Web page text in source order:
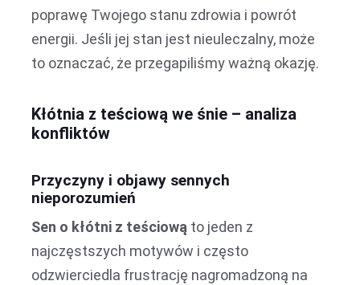
poprawę Twojego stanu zdrowia i powrót
energii. Jeśli jej stan jest nieuleczalny, może
to oznaczać, że przegapiliśmy ważną okazję.
Kłótnia z teściową we śnie – analiza
konfliktów
Przyczyny i objawy sennych
nieporozumień
Sen o kłótni z teściową to jeden z
najczęstszych motywów i często
odzwierciedla frustrację nagromadzoną na